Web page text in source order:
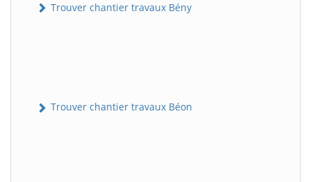
Trouver chantier travaux Bény
Trouver chantier travaux Béon